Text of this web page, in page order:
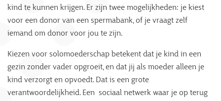
kind te kunnen krijgen. Er zijn twee mogelijkheden: je kiest
voor een donor van een spermabank, of je vraagt zelf
iemand om donor voor jou te zijn.
Kiezen voor solomoederschap betekent dat je kind in een
gezin zonder vader opgroeit, en dat jij als moeder alleen je
kind verzorgt en opvoedt. Dat is een grote
verantwoordelijkheid. Een sociaal netwerk waar je op terug